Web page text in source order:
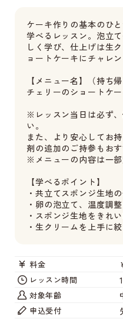
ケーキ作りの基本のひ
学べるレッスン。泡立
しく学び、仕上げは生
ョートケーキにチャレン
【メニュー名】（持ち帰
チェリーのショートケ
※レッスン当日は必ず
い。
また、より安心してお
剤の追加のご持参もお
※メニューの内容は一部
【学べるポイント】
・共立てスポンジ生地
・卵の泡立て、温度調
・スポンジ生地をきれ
・生クリームを上手に
料金
レッスン時間
対象年齢
申込受付